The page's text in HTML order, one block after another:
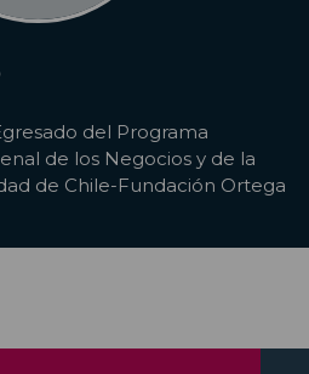
del Programa
de los Negocios y de la
de Chile-Fundación Ortega